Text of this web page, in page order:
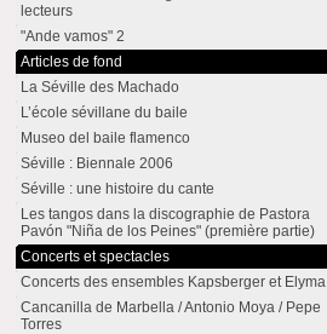
lecteurs
"Ande vamos" 2
Articles de fond
La Séville des Machado
L’école sévillane du baile
Museo del baile flamenco
Séville : Biennale 2006
Séville : une histoire du cante
Les tangos dans la discographie de Pastora
Pavón "Niña de los Peines" (première partie)
Concerts et spectacles
Concerts des ensembles Kapsberger et Elyma
Cancanilla de Marbella / Antonio Moya / Pepe
Torres